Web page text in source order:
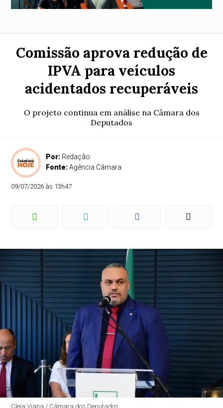
Comissão aprova redução de
IPVA para veículos
acidentados recuperáveis
O projeto continua em análise na Câmara dos
Deputados
Por: Redação
Fonte:Agência Câmara
09/07/2026 às 13h47
Cleia Viana / Câmara dos Deputados